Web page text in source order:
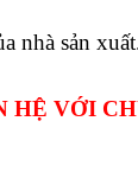
nhà sản
HỆ VỚI